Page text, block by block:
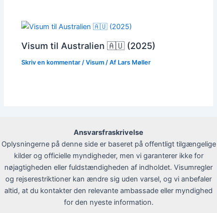
Visum til Australien 🇦🇺 (2025)
Skriv en kommentar /Visum / Af Lars Møller
Ansvarsfraskrivelse
Oplysningerne på denne side er baseret på offentligt tilgængelige
kilder og officielle myndigheder, men vi garanterer ikke for
nøjagtigheden eller fuldstændigheden af indholdet. Visumregler
og rejserestriktioner kan ændre sig uden varsel, og vi anbefaler
altid, at du kontakter den relevante ambassade eller myndighed
for den nyeste information.